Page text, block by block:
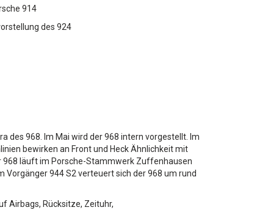
914
des 924
des 968. Im Mai wird der 968 intern vorgestellt. Im
bewirken an Front und Heck Ähnlichkeit mit
968 läuft im Porsche-Stammwerk Zuffenhausen
944 S2 verteuert sich der 968 um rund
Airbags, Rücksitze, Zeituhr,